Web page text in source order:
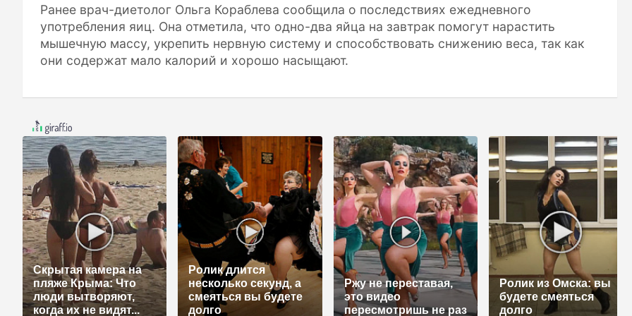
Ранее врач-диетолог Ольга Кораблева сообщила о последствиях ежедневного
употребления яиц. Она отметила, что одно-два яйца на завтрак помогут нарастить
мышечную массу, укрепить нервную систему и способствовать снижению веса, так как
они содержат мало калорий и хорошо насыщают.
Скрытая камера на
пляже Крыма: Что
люди вытворяют,
когда их не видят...
Ролик длится
несколько секунд, а
смеяться вы будете
долго
Ржу не переставая,
это видео
пересмотришь не раз
Ролик из Омска: вы
будете смеяться
долго